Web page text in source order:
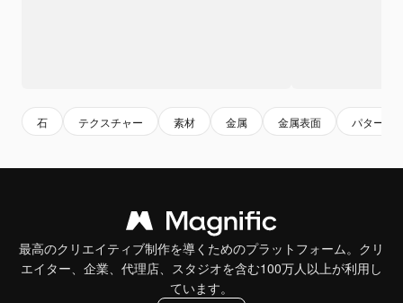
石 テクスチャー 素材 金属 金属表面 パターン
最高のクリエイティブ制作を導くためのプラットフォーム。クリ
エイター、企業、代理店、スタジオを含む100万人以上が利用し
ています。